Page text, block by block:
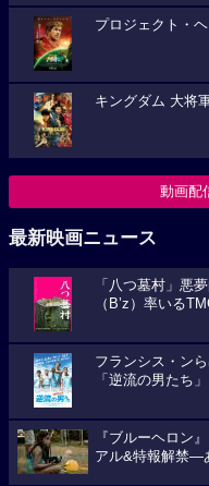
プロジェクト・
キングダム 大将
動画配
最新映画ニュース
「八つ墓村」悪
（B’z）率いる
フランシス・ン
「逆流の男たち」
『ブルーヘロン
アル&特報解禁―